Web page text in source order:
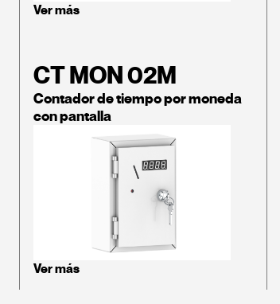
Ver más
CT MON 02M
Contador de tiempo por moneda
con pantalla
Ver más